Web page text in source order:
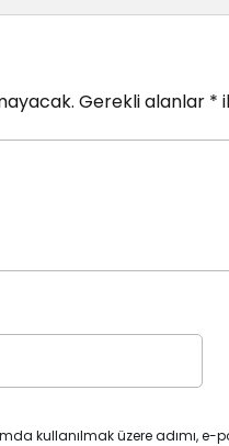
Gerekli alanlar *
kullanılmak üzere adımı,